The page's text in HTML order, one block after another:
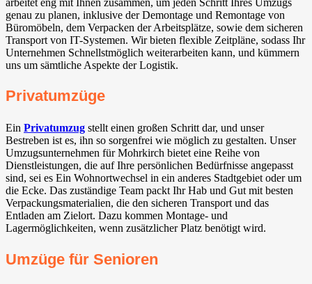
arbeitet eng mit Ihnen zusammen, um jeden Schritt Ihres Umzugs
genau zu planen, inklusive der Demontage und Remontage von
Büromöbeln, dem Verpacken der Arbeitsplätze, sowie dem sicheren
Transport von IT-Systemen. Wir bieten flexible Zeitpläne, sodass Ihr
Unternehmen Schnellstmöglich weiterarbeiten kann, und kümmern
uns um sämtliche Aspekte der Logistik.
Privatumzüge
Ein Privatumzug stellt einen großen Schritt dar, und unser
Bestreben ist es, ihn so sorgenfrei wie möglich zu gestalten. Unser
Umzugsunternehmen für Mohrkirch bietet eine Reihe von
Dienstleistungen, die auf Ihre persönlichen Bedürfnisse angepasst
sind, sei es Ein Wohnortwechsel in ein anderes Stadtgebiet oder um
die Ecke. Das zuständige Team packt Ihr Hab und Gut mit besten
Verpackungsmaterialien, die den sicheren Transport und das
Entladen am Zielort. Dazu kommen Montage- und
Lagermöglichkeiten, wenn zusätzlicher Platz benötigt wird.
Umzüge für Senioren